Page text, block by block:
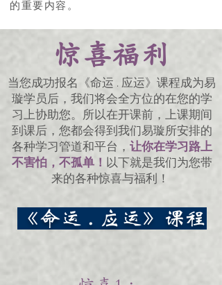
的重要内容。
惊喜福利
当您成功报名《命运 . 应运》课程成为易
璇学员后，我们将会全方位的在您的学
习上协助您。所以在开课前，上课期间
到课后，您都会得到我们易璇所安排的
各种学习管道和平台， 让你在学习路上
不害怕，不孤单！ 以下就是我们为您带
来的各种惊喜与福利！
《命运 . 应运》课程